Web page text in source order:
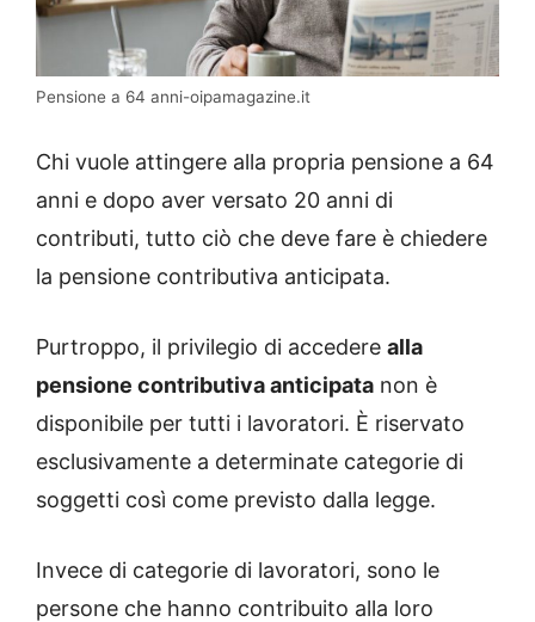
Pensione a 64 anni-oipamagazine.it
Chi vuole attingere alla propria pensione a 64
anni e dopo aver versato 20 anni di
contributi, tutto ciò che deve fare è chiedere
la pensione contributiva anticipata.
Purtroppo, il privilegio di accedere alla
pensione contributiva anticipata non è
disponibile per tutti i lavoratori. È riservato
esclusivamente a determinate categorie di
soggetti così come previsto dalla legge.
Invece di categorie di lavoratori, sono le
persone che hanno contribuito alla loro